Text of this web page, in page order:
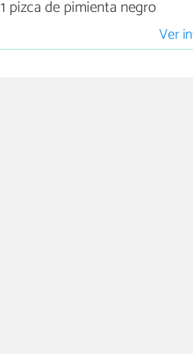
1 pizca de pimienta negro
Ver